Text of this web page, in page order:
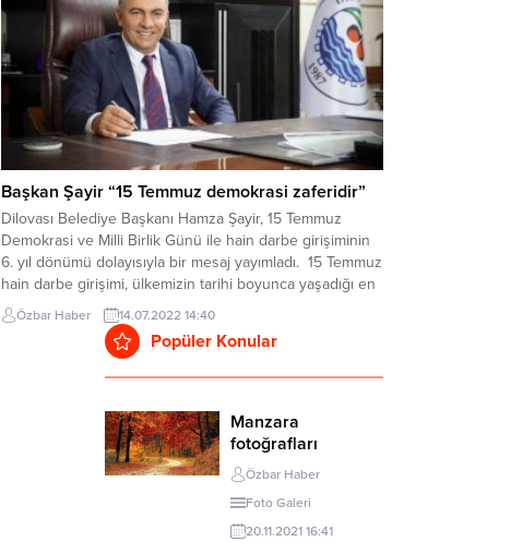
Başkan Şayir “15 Temmuz demokrasi zaferidir”
Dilovası Belediye Başkanı Hamza Şayir, 15 Temmuz
Demokrasi ve Milli Birlik Günü ile hain darbe girişiminin
6. yıl dönümü dolayısıyla bir mesaj yayımladı. 15 Temmuz
hain darbe girişimi, ülkemizin tarihi boyunca yaşadığı en
büyük ihanetlerden birisi olduğunu söyleyen ve 15
Temmuz’u unutmadıklarını ve unutturmayacaklarını
belirten Başkan Şayir, “15 Temmuz hain...
Özbar Haber 14.07.2022 14:40
Popüler Konular
Manzara
fotoğrafları
Özbar Haber
Foto Galeri
20.11.2021 16:41